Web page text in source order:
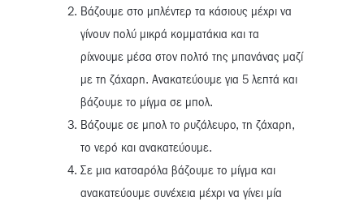
Βάζουμε στο μπλέντερ τα κάσιους μέχρι να
γίνουν πολύ μικρά κομματάκια και τα
ρίχνουμε μέσα στον πολτό της μπανάνας μαζί
με τη ζάχαρη. Ανακατεύουμε για 5 λεπτά και
βάζουμε το μίγμα σε μπολ.
Βάζουμε σε μπολ το ρυζάλευρο, τη ζάχαρη,
το νερό και ανακατεύουμε.
Σε μια κατσαρόλα βάζουμε το μίγμα και
ανακατεύουμε συνέχεια μέχρι να γίνει μία